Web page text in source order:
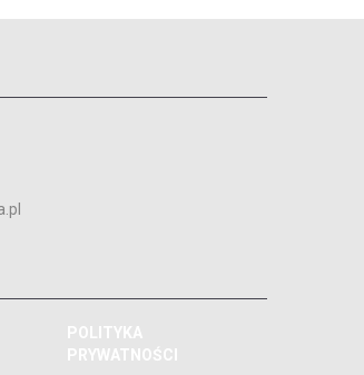
POLITYKA
PRYWATNOŚCI